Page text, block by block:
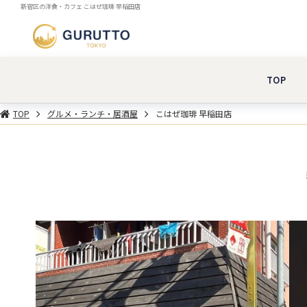
新宿区の洋食・カフェ こはぜ珈琲 早稲田店
TOP
TOP グルメ・ランチ・居酒屋 こはぜ珈琲 早稲田店